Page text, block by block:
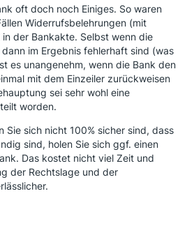
oft doch noch Einiges. So waren
Widerrufsbelehrungen (mit
der Bankakte. Selbst wenn die
im Ergebnis fehlerhaft sind (was
es unangenehm, wenn die Bank den
mit dem Einzeiler zurückweisen
sei sehr wohl eine
worden.
Sie sich nicht 100% sicher sind, dass
sind, holen Sie sich ggf. einen
Das kostet nicht viel Zeit und
der Rechtslage und der